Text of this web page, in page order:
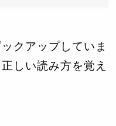
クアップしていま
しい読み方を覚え